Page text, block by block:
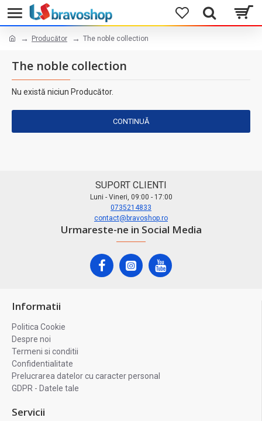
Producător The noble collection
The noble collection
Nu există niciun Producător.
CONTINUĂ
SUPORT CLIENTI
Luni - Vineri, 09:00 - 17:00
0735214833
contact@bravoshop.ro
Urmareste-ne in Social Media
Informatii
Politica Cookie
Despre noi
Termeni si conditii
Confidentialitate
Prelucrarea datelor cu caracter personal
GDPR - Datele tale
Servicii